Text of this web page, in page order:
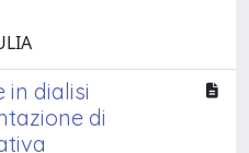
in dialisi
di